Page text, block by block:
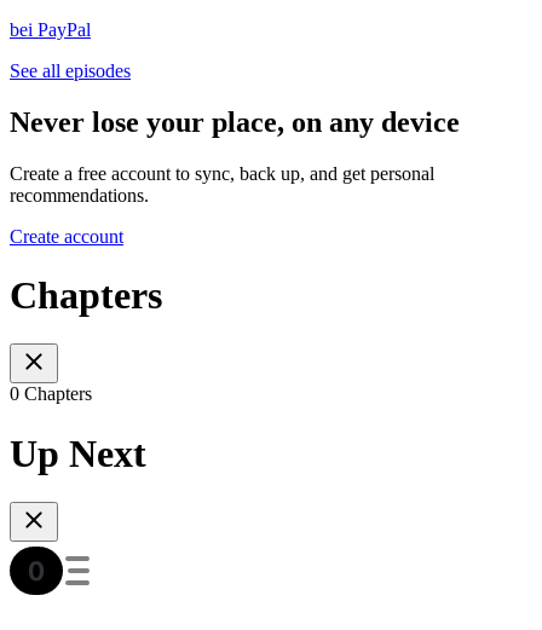
⁠⁠bei PayPal
See all episodes
Never lose your place, on any device
Create a free account to sync, back up, and get personal
recommendations.
Create account
Chapters
0 Chapters
Up Next